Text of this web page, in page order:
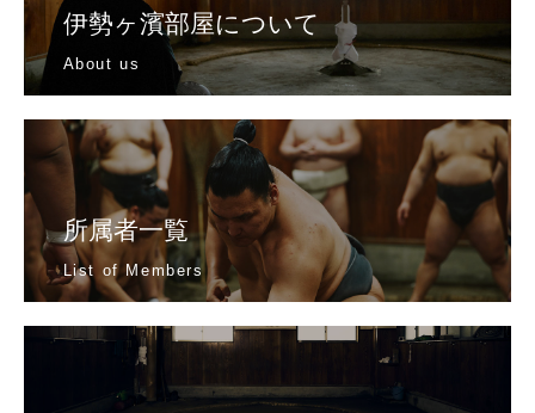
伊勢ヶ濱部屋について
About us
所属者一覧
List of Members